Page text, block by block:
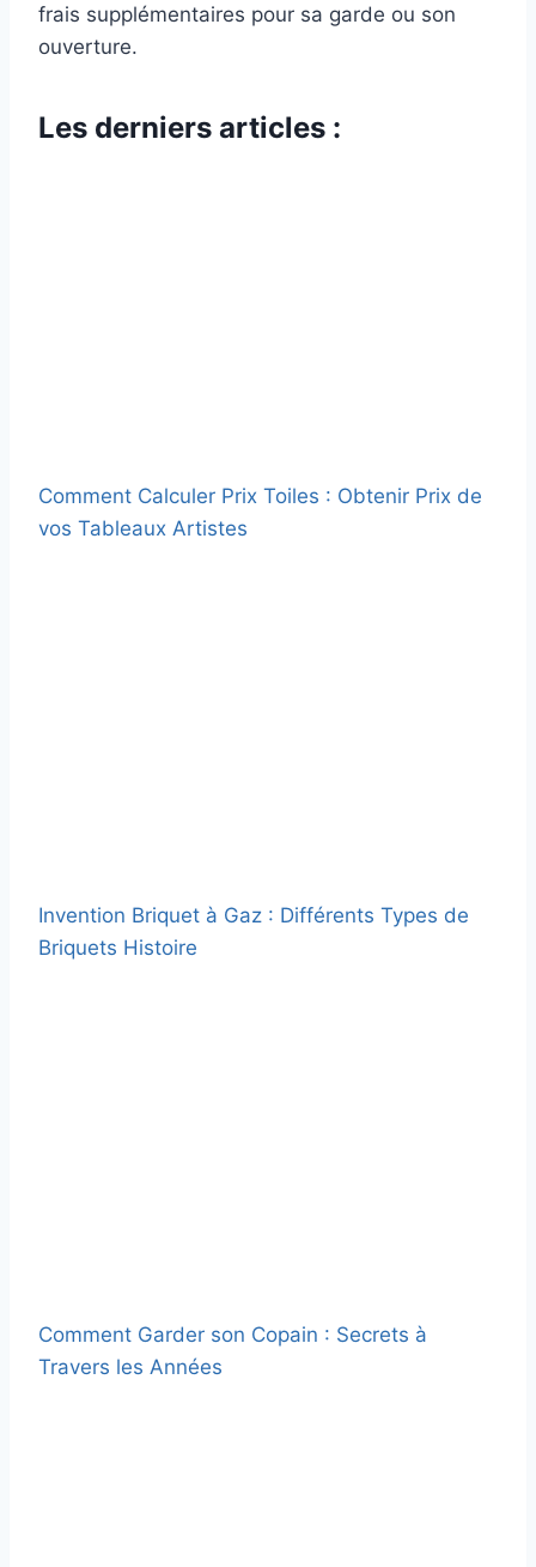
frais supplémentaires pour sa garde ou son
ouverture.
Les derniers articles :
Comment Calculer Prix Toiles : Obtenir Prix de
vos Tableaux Artistes
Invention Briquet à Gaz : Différents Types de
Briquets Histoire
Comment Garder son Copain : Secrets à
Travers les Années